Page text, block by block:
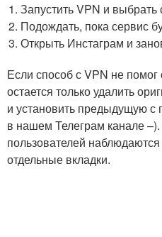
Запустить VPN и
Подождать, пока сервис
Открыть Инстаграм и
Если способ с VPN не помог
остается только удалить
и установить предыдущую
в нашем Телеграм канале
пользователей
отдельные вкладки.